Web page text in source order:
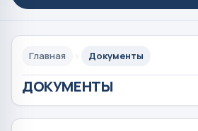
Главная Документы
ДОКУМЕНТЫ